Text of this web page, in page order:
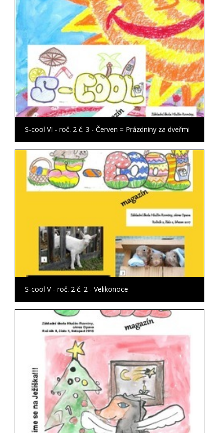
S-cool VI - roč. 2 č. 3 - Červen = Prázdniny za dveřmi
S-cool V - roč. 2 č. 2 - Velikonoce